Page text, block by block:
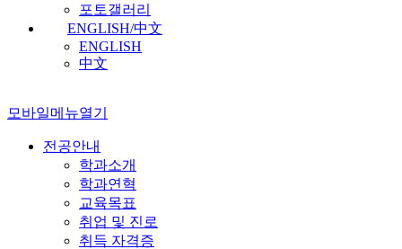
포토갤러리
ENGLISH/中文
ENGLISH
中文
모바일메뉴열기
전공안내
학과소개
학과연혁
교육목표
취업 및 진로
취득 자격증